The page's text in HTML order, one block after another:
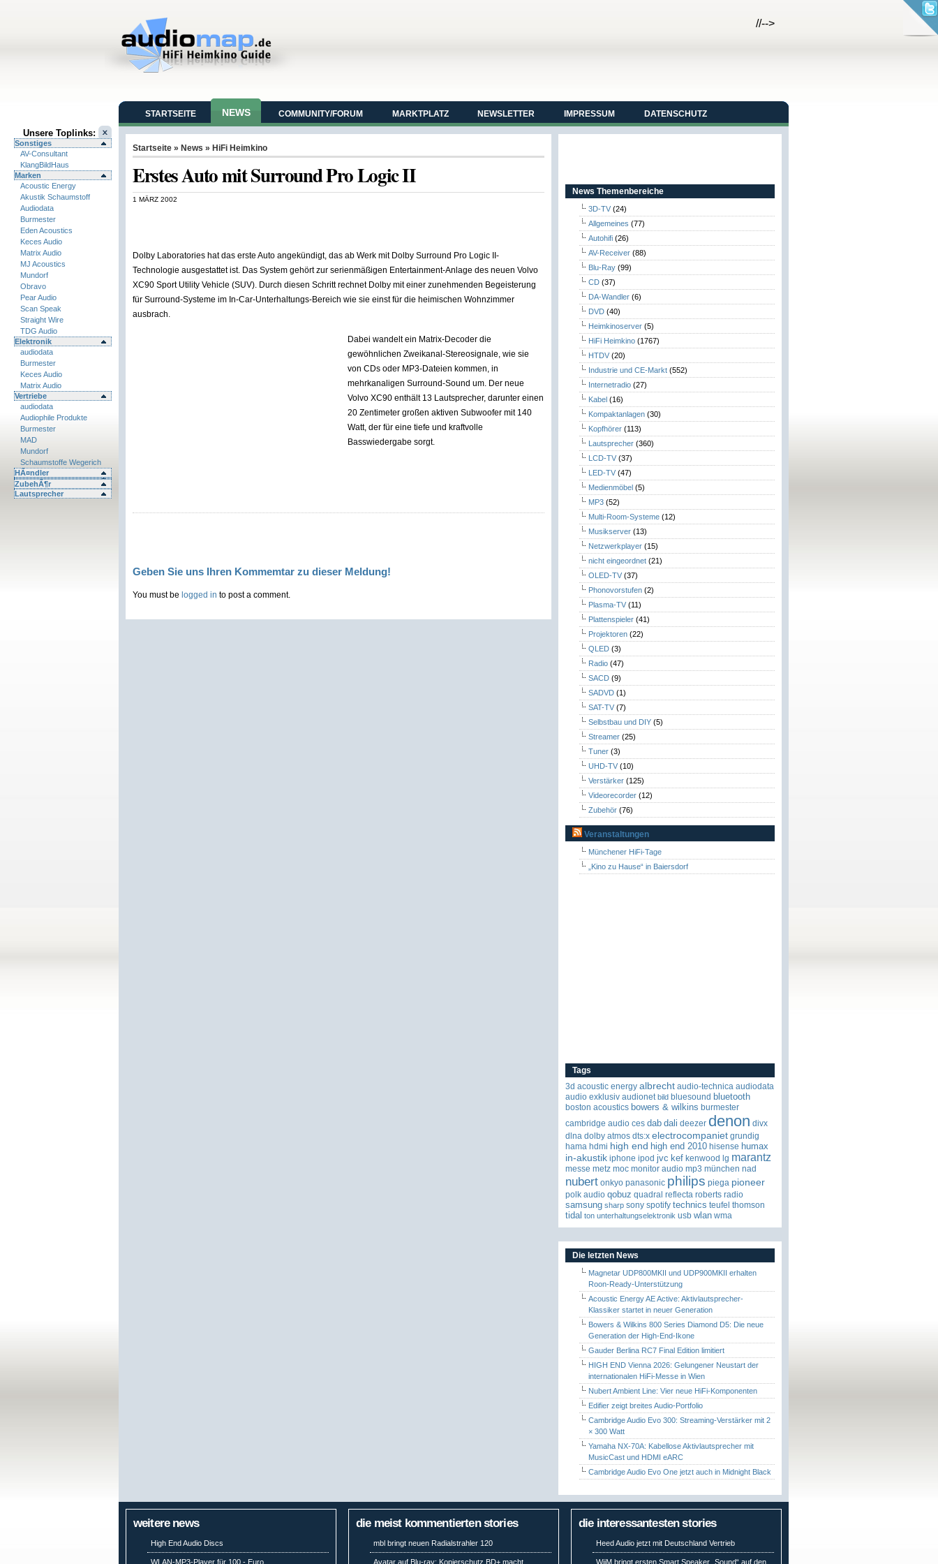
//-->
Unsere Toplinks:
Sonstiges
AV-Consultant
KlangBildHaus
Marken
Acoustic Energy
Akustik Schaumstoff
Audiodata
Burmester
Eden Acoustics
Keces Audio
Matrix Audio
MJ Acoustics
Mundorf
Obravo
Pear Audio
Scan Speak
Straight Wire
TDG Audio
Elektronik
audiodata
Burmester
Keces Audio
Matrix Audio
Vertriebe
audiodata
Audiophile Produkte
Burmester
MAD
Mundorf
Schaumstoffe Wegerich
HÃ¤ndler
ZubehÃ¶r
Lautsprecher
STARTSEITE NEWS COMMUNITY/FORUM MARKTPLATZ NEWSLETTER IMPRESSUM DATENSCHUTZ
Startseite » News » HiFi Heimkino
Erstes Auto mit Surround Pro Logic II
1 MÄRZ 2002
Dolby Laboratories hat das erste Auto angekündigt, das ab Werk mit Dolby Surround Pro Logic II-
Technologie ausgestattet ist. Das System gehört zur serienmäßigen Entertainment-Anlage des neuen Volvo
XC90 Sport Utility Vehicle (SUV). Durch diesen Schritt rechnet Dolby mit einer zunehmenden Begeisterung
für Surround-Systeme im In-Car-Unterhaltungs-Bereich wie sie einst für die heimischen Wohnzimmer
ausbrach.
Dabei wandelt ein Matrix-Decoder die
gewöhnlichen Zweikanal-Stereosignale, wie sie
von CDs oder MP3-Dateien kommen, in
mehrkanaligen Surround-Sound um. Der neue
Volvo XC90 enthält 13 Lautsprecher, darunter einen
20 Zentimeter großen aktiven Subwoofer mit 140
Watt, der für eine tiefe und kraftvolle
Basswiedergabe sorgt.
Geben Sie uns Ihren Kommemtar zu dieser Meldung!
You must be logged in to post a comment.
News Themenbereiche
3D-TV (24)
Allgemeines (77)
Autohifi (26)
AV-Receiver (88)
Blu-Ray (99)
CD (37)
DA-Wandler (6)
DVD (40)
Heimkinoserver (5)
HiFi Heimkino (1767)
HTDV (20)
Industrie und CE-Markt (552)
Internetradio (27)
Kabel (16)
Kompaktanlagen (30)
Kopfhörer (113)
Lautsprecher (360)
LCD-TV (37)
LED-TV (47)
Medienmöbel (5)
MP3 (52)
Multi-Room-Systeme (12)
Musikserver (13)
Netzwerkplayer (15)
nicht eingeordnet (21)
OLED-TV (37)
Phonovorstufen (2)
Plasma-TV (11)
Plattenspieler (41)
Projektoren (22)
QLED (3)
Radio (47)
SACD (9)
SADVD (1)
SAT-TV (7)
Selbstbau und DIY (5)
Streamer (25)
Tuner (3)
UHD-TV (10)
Verstärker (125)
Videorecorder (12)
Zubehör (76)
Veranstaltungen
Münchener HiFi-Tage
„Kino zu Hause“ in Baiersdorf
Tags
3d acoustic energy albrecht audio-technica audiodata
audio exklusiv audionet bild bluesound bluetooth
boston acoustics bowers & wilkins burmester
cambridge audio ces dab dali deezer denon divx
dlna dolby atmos dts:x electrocompaniet grundig
hama hdmi high end high end 2010 hisense humax
in-akustik iphone ipod jvc kef kenwood lg marantz
messe metz moc monitor audio mp3 münchen nad
nubert onkyo panasonic philips piega pioneer
polk audio qobuz quadral reflecta roberts radio
samsung sharp sony spotify technics teufel thomson
tidal ton unterhaltungselektronik usb wlan wma
Die letzten News
Magnetar UDP800MKII und UDP900MKII erhalten
Roon-Ready-Unterstützung
Acoustic Energy AE Active: Aktivlautsprecher-
Klassiker startet in neuer Generation
Bowers & Wilkins 800 Series Diamond D5: Die neue
Generation der High-End-Ikone
Gauder Berlina RC7 Final Edition limitiert
HIGH END Vienna 2026: Gelungener Neustart der
internationalen HiFi-Messe in Wien
Nubert Ambient Line: Vier neue HiFi-Komponenten
Edifier zeigt breites Audio-Portfolio
Cambridge Audio Evo 300: Streaming-Verstärker mit 2
× 300 Watt
Yamaha NX-70A: Kabellose Aktivlautsprecher mit
MusicCast und HDMI eARC
Cambridge Audio Evo One jetzt auch in Midnight Black
weitere news
High End Audio Discs
WLAN-MP3-Player für 100,- Euro
die meist kommentierten stories
mbl bringt neuen Radialstrahler 120
Avatar auf Blu-ray: Kopierschutz BD+ macht
die interessantesten stories
Heed Audio jetzt mit Deutschland Vertrieb
WiiM bringt ersten Smart Speaker „Sound“ auf den